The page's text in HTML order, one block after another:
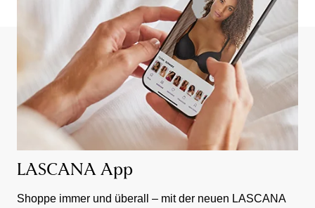
LASCANA App
Shoppe immer und überall – mit der neuen LASCANA